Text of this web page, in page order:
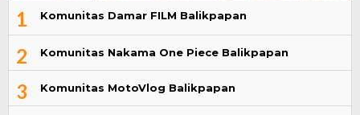
1 Komunitas Damar FILM Balikpapan
2 Komunitas Nakama One Piece Balikpapan
3 Komunitas MotoVlog Balikpapan